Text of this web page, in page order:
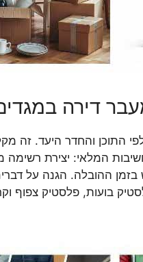
דירה
התוכן והחדר היעד. זה
המלאי: יצירת
ההובלה. הגנה על
בועות, פלסטיק צפוף